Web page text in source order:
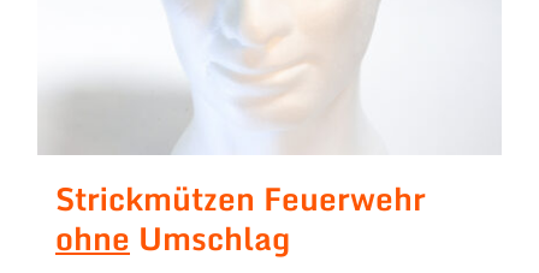
Strickmützen Feuerwehr
ohne Umschlag